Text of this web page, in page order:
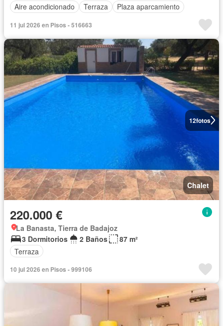
Aire acondicionado
Terraza Plaza aparcamiento
11 jul 2026 en Pisos - 516663
12fotos
Chalet
220.000 €
La Banasta, Tierra de Badajoz
3 Dormitorios
2 Baños
87 m²
Terraza
10 jul 2026 en Pisos - 999106